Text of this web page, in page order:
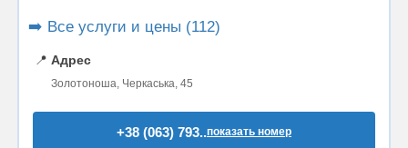
➡️ Все услуги и цены (112)
📍 Адрес
Золотоноша, Черкаська, 45
+38 (063) 793..показать номер